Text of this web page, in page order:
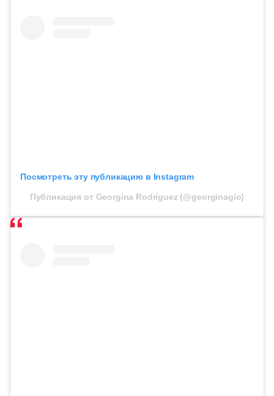
Посмотреть эту публикацию в Instagram
Публикация от Georgina Rodríguez (@georginagio)